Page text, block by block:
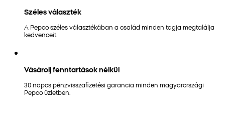
Széles választék
A Pepco széles választékában a család minden tagja megtalálja
kedvenceit.
Vásárolj fenntartások nélkül
30 napos pénzvisszafizetési garancia minden magyarországi
Pepco üzletben.